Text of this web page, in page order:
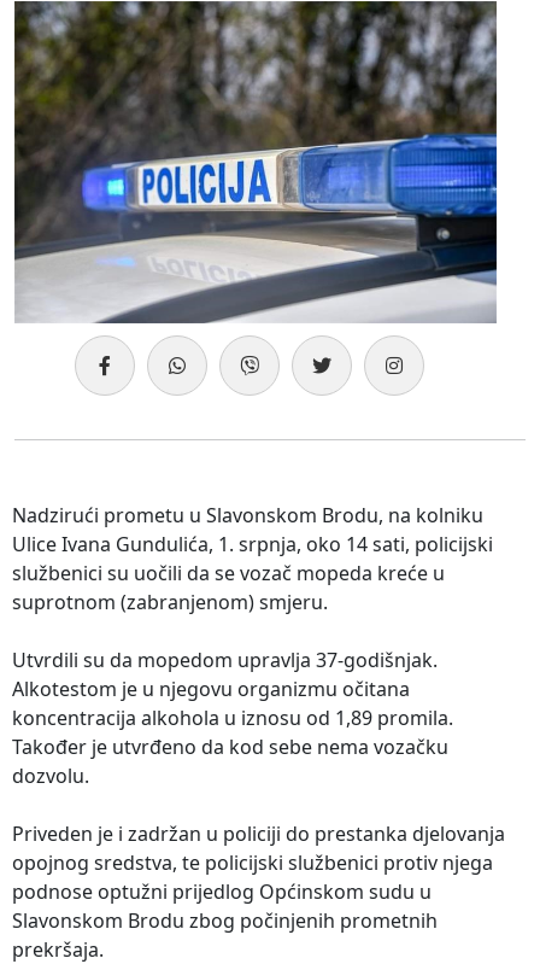
Nadzirući prometu u Slavonskom Brodu, na kolniku
Ulice Ivana Gundulića, 1. srpnja, oko 14 sati, policijski
službenici su uočili da se vozač mopeda kreće u
suprotnom (zabranjenom) smjeru.
Utvrdili su da mopedom upravlja 37-godišnjak.
Alkotestom je u njegovu organizmu očitana
koncentracija alkohola u iznosu od 1,89 promila.
Također je utvrđeno da kod sebe nema vozačku
dozvolu.
Priveden je i zadržan u policiji do prestanka djelovanja
opojnog sredstva, te policijski službenici protiv njega
podnose optužni prijedlog Općinskom sudu u
Slavonskom Brodu zbog počinjenih prometnih
prekršaja.